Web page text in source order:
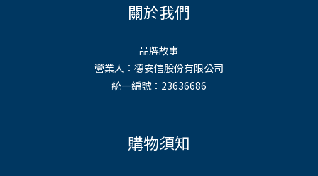
關於我們
品牌故事
營業人：德安信股份有限公司
統一編號：23636686
購物須知